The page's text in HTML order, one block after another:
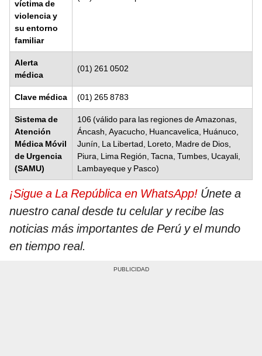
víctima de
violencia y
su entorno
familiar
Alerta
médica
(01) 261 0502
Clave médica (01) 265 8783
Sistema de
Atención
Médica Móvil
de Urgencia
(SAMU)
106 (válido para las regiones de Amazonas,
Áncash, Ayacucho, Huancavelica, Huánuco,
Junín, La Libertad, Loreto, Madre de Dios,
Piura, Lima Región, Tacna, Tumbes, Ucayali,
Lambayeque y Pasco)
¡Sigue a La República en WhatsApp! Únete a
nuestro canal desde tu celular y recibe las
noticias más importantes de Perú y el mundo
en tiempo real.